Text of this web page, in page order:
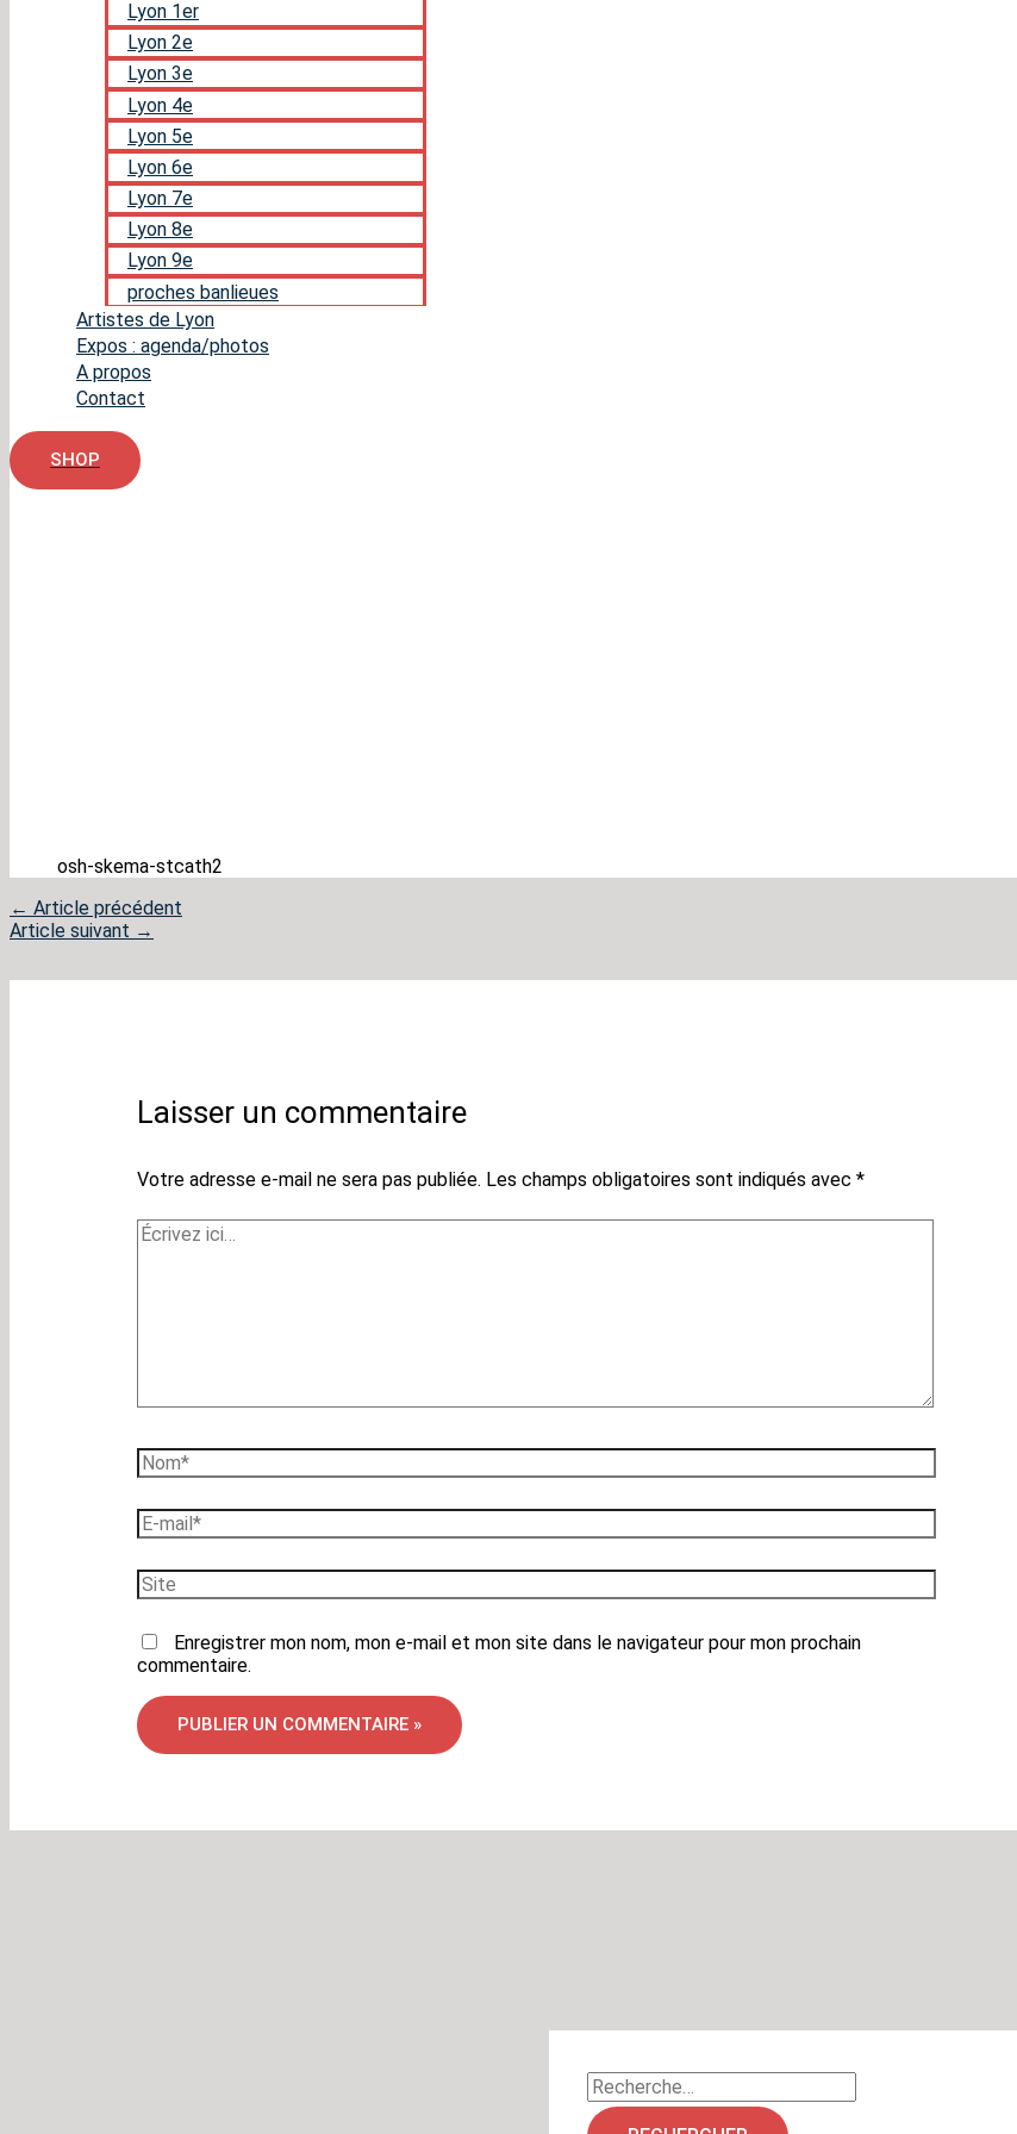
Lyon 1er
Lyon 2e
Lyon 3e
Lyon 4e
Lyon 5e
Lyon 6e
Lyon 7e
Lyon 8e
Lyon 9e
proches banlieues
Artistes de Lyon
Expos : agenda/photos
A propos
Contact
SHOP
osh-skema-stcath2
← Article précédent
Article suivant →
Laisser un commentaire
Votre adresse e-mail ne sera pas publiée. Les champs obligatoires sont indiqués avec *
Écrivez
Nom*
E-
mail*
Site
Enregistrer mon nom, mon e-mail et mon site dans le navigateur pour mon prochain
commentaire.
R
e